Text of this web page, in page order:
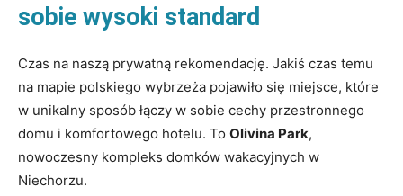
sobie wysoki standard
Czas na naszą prywatną rekomendację. Jakiś czas temu
na mapie polskiego wybrzeża pojawiło się miejsce, które
w unikalny sposób łączy w sobie cechy przestronnego
domu i komfortowego hotelu. To Olivina Park,
nowoczesny kompleks domków wakacyjnych w
Niechorzu.